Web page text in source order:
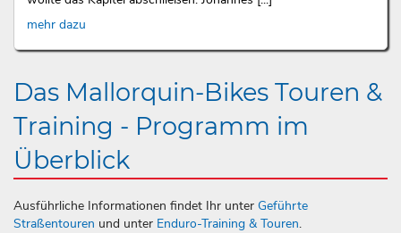
mehr dazu
Das Mallorquin-Bikes Touren &
Training - Programm im
Überblick
Ausführliche Informationen findet Ihr unter Geführte
Straßentouren und unter Enduro-Training & Touren.